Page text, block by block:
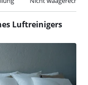
Luftreinigers